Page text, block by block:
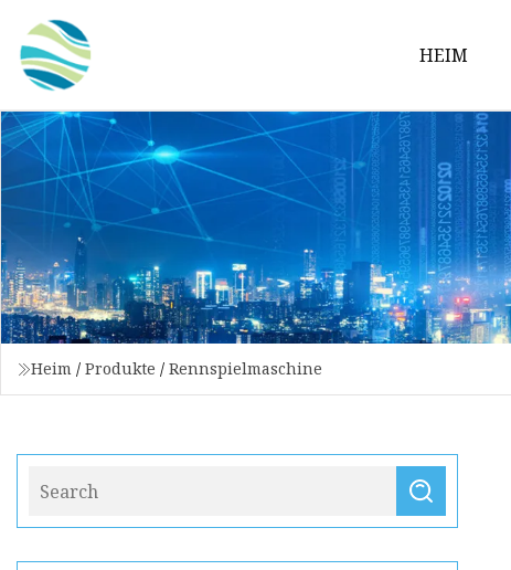
HEIM
Heim / Produkte / Rennspielmaschine